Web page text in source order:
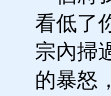
看低了
宗內掃
的暴怒